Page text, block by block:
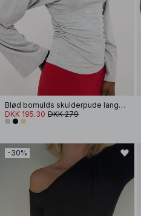
Blød bomulds skulderpude langærmet T-shirt
DKK 195.30 DKK 279
-30%